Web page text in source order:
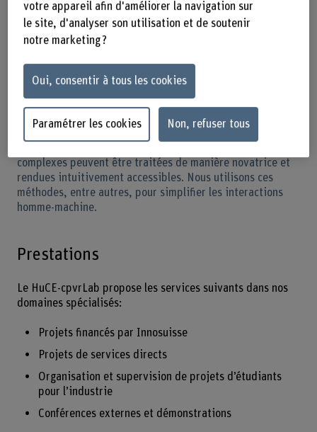
Notre Laboratoire
Notre laboratoire de recherche concentre ses activités de
d’images et de vidéos, ainsi qu’à la visualisation de
données 3D et à l’interaction dans l’espace virtuel. Grâce
complexes peuvent être traitées de manière novatrice et
rendues intuitivement accessibles. Nous utilisons ces
méthodes, entre autres, pour simplifier les interactions
homme-machine.
Prestations
Le HuCE-cpvrLab propose les services suivants dans nos
domaines spécialisés:
Projets financés par Innosuisse
Projets de services directs
Organisation et supervision de projets d’étudiants
pour l’industrie
Conférences externes et démonstrations
votre appareil afin d'améliorer la navigation sur
le site, d'analyser son utilisation et de soutenir
notre marketing ?
Oui, consentir à tous les cookies
Paramétrer les cookies Non, refuser tous